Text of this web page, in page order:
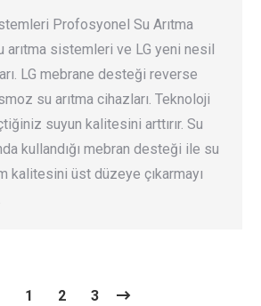
Profosyonel Su Arıtma
arıtma sistemleri ve LG yeni nesil
LG mebrane desteği reverse
su arıtma cihazları. Teknoloji
suyun kalitesini arttırır. Su
kullandığı mebran desteği ile su
kalitesini üst düzeye çıkarmayı
1 2 3